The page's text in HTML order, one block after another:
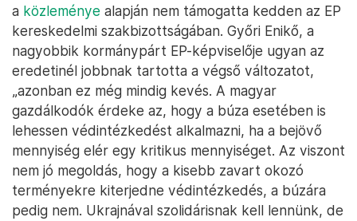
a közleménye alapján nem támogatta kedden az EP
kereskedelmi szakbizottságában. Győri Enikő, a
nagyobbik kormánypárt EP-képviselője ugyan az
eredetinél jobbnak tartotta a végső változatot,
„azonban ez még mindig kevés. A magyar
gazdálkodók érdeke az, hogy a búza esetében is
lehessen védintézkedést alkalmazni, ha a bejövő
mennyiség elér egy kritikus mennyiséget. Az viszont
nem jó megoldás, hogy a kisebb zavart okozó
terményekre kiterjedne védintézkedés, a búzára
pedig nem. Ukrajnával szolidárisnak kell lennünk, de